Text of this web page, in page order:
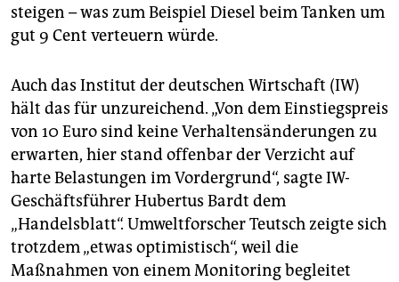
steigen – was zum Beispiel Diesel beim Tanken um
gut 9 Cent verteuern würde.
Auch das Institut der deutschen Wirtschaft (IW)
hält das für unzureichend. „Von dem Einstiegspreis
von 10 Euro sind keine Verhaltensänderungen zu
erwarten, hier stand offenbar der Verzicht auf
harte Belastungen im Vordergrund“, sagte IW-
Geschäftsführer Hubertus Bardt dem
„Handelsblatt“. Umweltforscher Teutsch zeigte sich
trotzdem „etwas optimistisch“, weil die
Maßnahmen von einem Monitoring begleitet